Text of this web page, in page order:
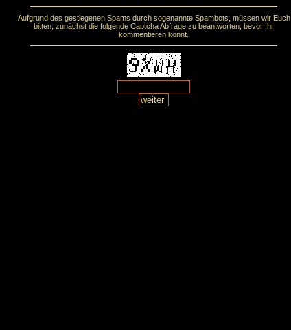
Aufgrund des gestiegenen Spams durch sogenannte Spambots, müssen wir Euch
bitten, zunächst die folgende Captcha Abfrage zu beantworten, bevor Ihr
kommentieren könnt.